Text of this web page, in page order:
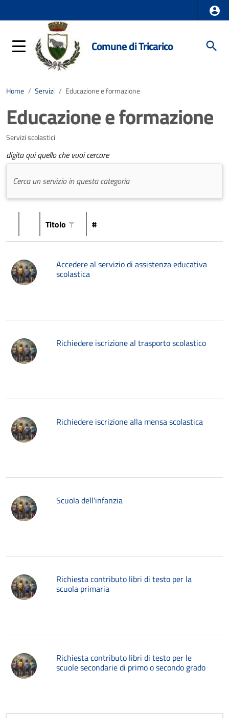
Comune di Tricarico
Home / Servizi / Educazione e formazione
Educazione e formazione
Servizi scolastici
digita qui quello che vuoi cercare
Titolo #
Accedere al servizio di assistenza educativa
scolastica
Richiedere iscrizione al trasporto scolastico
Richiedere iscrizione alla mensa scolastica
Scuola dell'infanzia
Richiesta contributo libri di testo per la
scuola primaria
Richiesta contributo libri di testo per le
scuole secondarie di primo o secondo grado